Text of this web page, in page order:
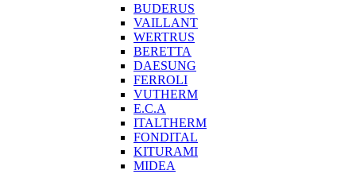
BUDERUS
VAILLANT
WERTRUS
BERETTA
DAESUNG
FERROLI
VUTHERM
E.C.A
ITALTHERM
FONDITAL
KITURAMI
MIDEA